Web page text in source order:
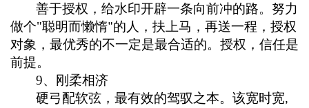
善于授权，给水印开辟一条向前冲的路。努力
做个"聪明而懒惰"的人，扶上马，再送一程，授权
对象，最优秀的不一定是最合适的。授权，信任是
前提。
9、刚柔相济
硬弓配软弦，最有效的驾驭之本。 该宽时宽,